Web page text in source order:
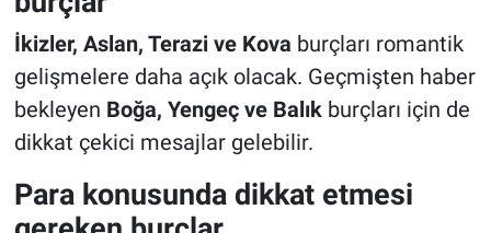
İkizler, Aslan, Terazi ve Kova burçları romantik
gelişmelere daha açık olacak. Geçmişten haber
bekleyen Boğa, Yengeç ve Balıkburçları için de
dikkat çekici mesajlar gelebilir.
Para konusunda dikkat etmesi